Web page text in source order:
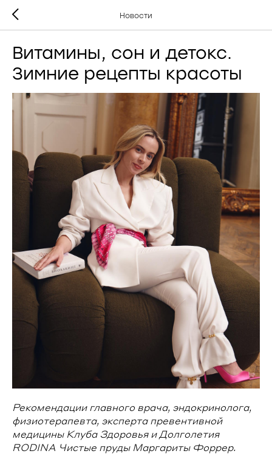
Новости
Витамины, сон и детокс.
Зимние рецепты красоты
Рекомендации главного врача, эндокринолога,
физиотерапевта, эксперта превентивной
медицины Клуба Здоровья и Долголетия
RODINA Чистые пруды Маргариты Форрер.